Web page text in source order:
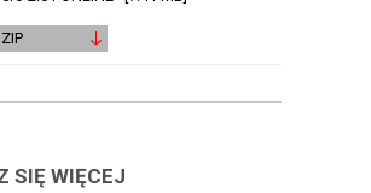
ZIP
SIĘ WIĘCEJ